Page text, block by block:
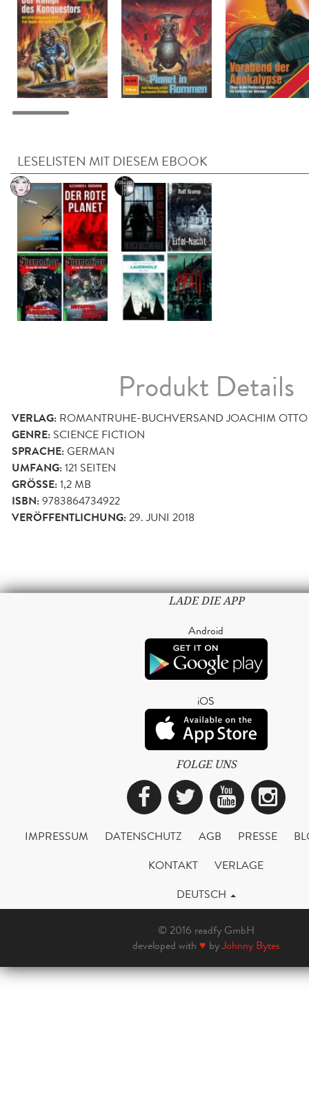
LESELISTEN MIT DIESEM EBOOK
Produkt Details
VERLAG: ROMANTRUHE-BUCHVERSAND JOACHIM OTTO
GENRE: SCIENCE FICTION
SPRACHE:GERMAN
UMFANG:121 SEITEN
GRÖSSE: 1,2 MB
ISBN:9783864734922
VERÖFFENTLICHUNG:29. JUNI 2018
LADE DIE APP
Android
iOS
FOLGE UNS
Facebook
Twitter
IMPRESSUM DATENSCHUTZ AGB PRESSE
KONTAKT
VERLAGE
DEUTSCH
© 2016 readfy GmbH
developed with ♥ byJohnny Bytes